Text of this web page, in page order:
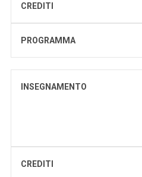
CREDITI
PROGRAMMA
INSEGNAMENTO
CREDITI